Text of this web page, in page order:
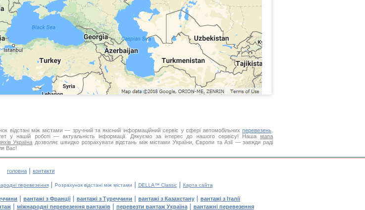
відстані між містами — зручний та якісний інформаційний сервіс у сфері автомобільних перевезень
у нашій роботі — актуальність інформації. Дякуємо за інтерес до нашого сервісу! Наша мапа
Україна дозволяє швидко розрахувати відстань між містами України, Європи та Азії — завжди раді
Вас!
головна | контакти
перевезення| Розрахунок відстані між містами | DELLA™ Classic| Карта сайта
| вантажі з Франції| вантажі з Туреччини | вантажі з Казахстану | вантажі з Італії
| міжнародні перевезення вантажів| перевезти вантаж Україна| вантажні перевезення